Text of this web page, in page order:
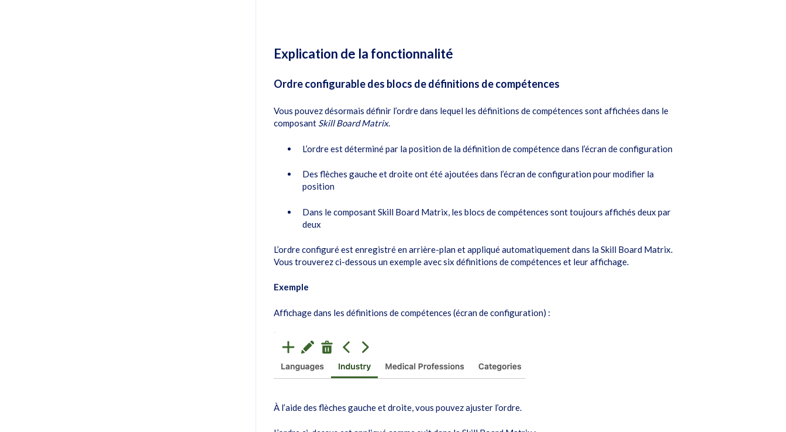
Explication de la fonctionnalité
Ordre configurable des blocs de définitions de compétences
Vous pouvez désormais définir l’ordre dans lequel les définitions de compétences sont affichées dans le
composant Skill Board Matrix.
L’ordre est déterminé par la position de la définition de compétence dans l’écran de configuration
Des flèches gauche et droite ont été ajoutées dans l’écran de configuration pour modifier la
position
Dans le composant Skill Board Matrix, les blocs de compétences sont toujours affichés deux par
deux
L’ordre configuré est enregistré en arrière-plan et appliqué automatiquement dans la Skill Board Matrix.
Vous trouverez ci-dessous un exemple avec six définitions de compétences et leur affichage.
Exemple
Affichage dans les définitions de compétences (écran de configuration) :
À l’aide des flèches gauche et droite, vous pouvez ajuster l’ordre.